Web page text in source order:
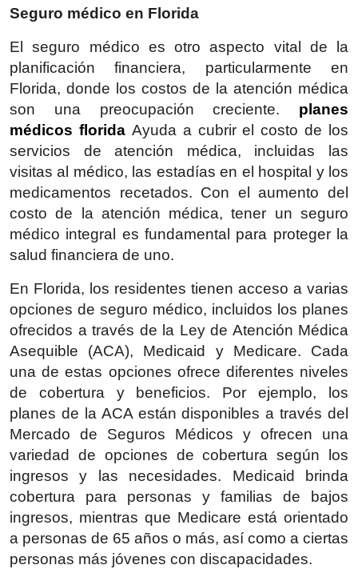
Seguro médico en Florida
El seguro médico es otro aspecto vital de la
planificación financiera, particularmente en
Florida, donde los costos de la atención médica
son una preocupación creciente. planes
médicos florida Ayuda a cubrir el costo de los
servicios de atención médica, incluidas las
visitas al médico, las estadías en el hospital y los
medicamentos recetados. Con el aumento del
costo de la atención médica, tener un seguro
médico integral es fundamental para proteger la
salud financiera de uno.
En Florida, los residentes tienen acceso a varias
opciones de seguro médico, incluidos los planes
ofrecidos a través de la Ley de Atención Médica
Asequible (ACA), Medicaid y Medicare. Cada
una de estas opciones ofrece diferentes niveles
de cobertura y beneficios. Por ejemplo, los
planes de la ACA están disponibles a través del
Mercado de Seguros Médicos y ofrecen una
variedad de opciones de cobertura según los
ingresos y las necesidades. Medicaid brinda
cobertura para personas y familias de bajos
ingresos, mientras que Medicare está orientado
a personas de 65 años o más, así como a ciertas
personas más jóvenes con discapacidades.